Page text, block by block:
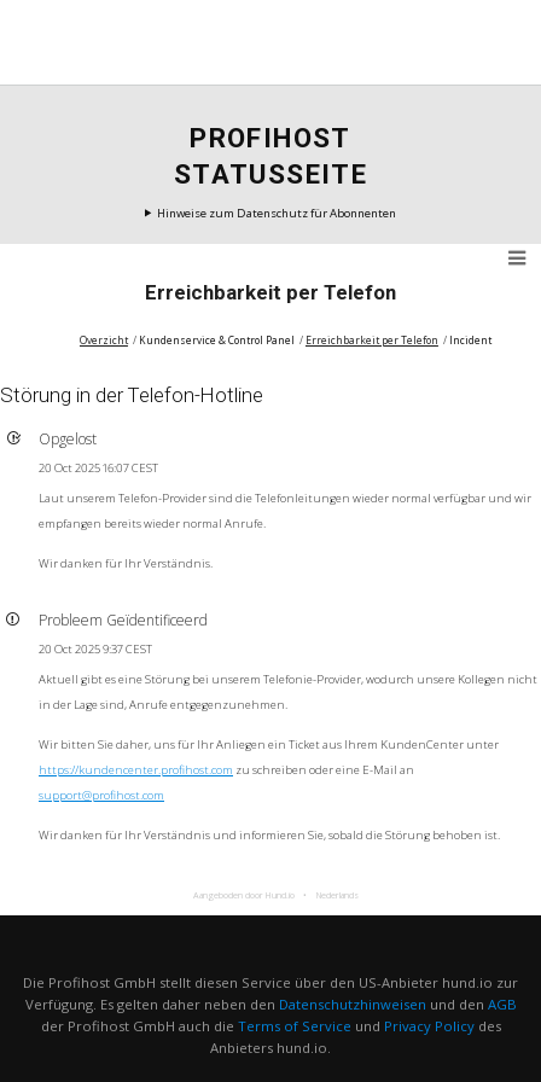
PROFIHOST
STATUSSEITE
Hinweise zum Datenschutz für Abonnenten
Erreichbarkeit per Telefon
Overzicht Kundenservice & Control Panel Erreichbarkeit per Telefon Incident
Störung in der Telefon-Hotline
Opgelost
20 Oct 2025 16:07 CEST
Laut unserem Telefon-Provider sind die Telefonleitungen wieder normal verfügbar und wir
empfangen bereits wieder normal Anrufe.
Wir danken für Ihr Verständnis.
Probleem Geïdentificeerd
20 Oct 2025 9:37 CEST
Aktuell gibt es eine Störung bei unserem Telefonie-Provider, wodurch unsere Kollegen nicht
in der Lage sind, Anrufe entgegenzunehmen.
Wir bitten Sie daher, uns für Ihr Anliegen ein Ticket aus Ihrem KundenCenter unter
https://kundencenter.profihost.com zu schreiben oder eine E-Mail an
support@profihost.com
Wir danken für Ihr Verständnis und informieren Sie, sobald die Störung behoben ist.
Aangeboden door Hund.io Nederlands
Die Profihost GmbH stellt diesen Service über den US-Anbieter hund.io zur
Verfügung. Es gelten daher neben den Datenschutzhinweisen und den AGB
der Profihost GmbH auch die Terms of Service und Privacy Policydes
Anbieters hund.io.